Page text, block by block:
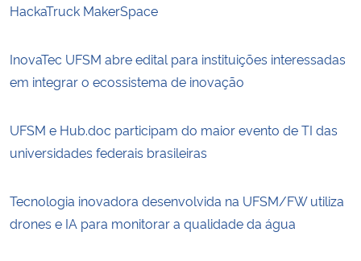
HackaTruck MakerSpace
InovaTec UFSM abre edital para instituições interessadas
em integrar o ecossistema de inovação
UFSM e Hub.doc participam do maior evento de TI das
universidades federais brasileiras
Tecnologia inovadora desenvolvida na UFSM/FW utiliza
drones e IA para monitorar a qualidade da água